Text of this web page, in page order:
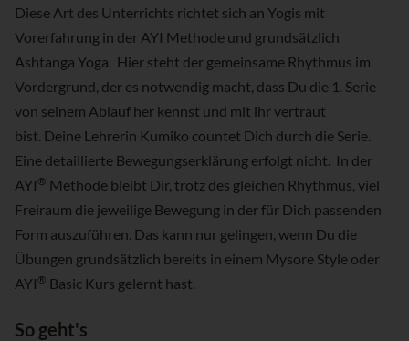
Diese Art des Unterrichts richtet sich an Yogis mit
Vorerfahrung in der AYI Methode und grundsätzlich
Ashtanga Yoga. Hier steht der gemeinsame Rhythmus im
Vordergrund, der es notwendig macht, dass Du die 1. Serie
von seinem Ablauf her kennst und mit ihr vertraut
bist. Deine Lehrerin Kumiko countet Dich durch die Serie.
Eine detaillierte Bewegungserklärung erfolgt nicht. In der
AYI ® Methode bleibt Dir, trotz des gleichen Rhythmus, viel
Freiraum die jeweilige Bewegung in der für Dich passenden
Form auszuführen. Das kann nur gelingen, wenn Du die
Übungen grundsätzlich bereits in einem Mysore Style oder
AYI ® Basic Kurs gelernt hast.
So geht's